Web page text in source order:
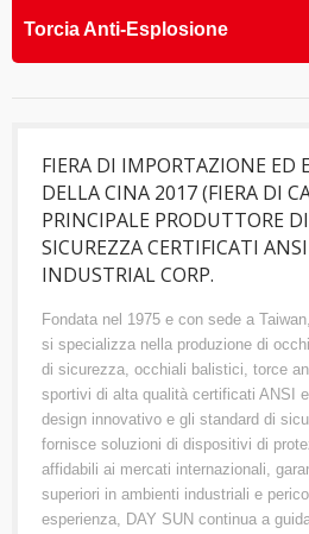
Torcia Anti-Esplosione
FIERA DI IMPORTAZIONE ED
DELLA CINA 2017 (FIERA DI
PRINCIPALE PRODUTTORE
SICUREZZA CERTIFICATI
INDUSTRIAL CORP.
Fondata nel 1975 e con sede a
si specializza nella produzione di
di sicurezza, occhiali balistici, torce
sportivi di alta qualità certificati ANSI
design innovativo e gli standard di
fornisce soluzioni di dispositivi di
affidabili ai mercati internazionali,
superiori in ambienti industriali e
esperienza, DAY SUN continua a